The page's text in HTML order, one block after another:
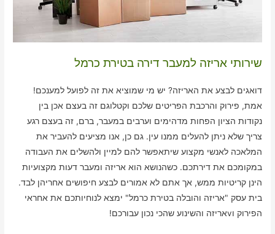
שירותי אריזה למעבר דירה בטירת כרמל
דואגים לבצע את האריזה? יש מי שמוציא את זה לפועל למענכם!
אמת, פירוק והרכבת הפריטים שלכם וקטלוגם זה בעצם אכן בין
נקודות הציון הפחות מדהימים וערבים במעבר, ברם, זה בעצם רגע
צריך שלא ניתן להעלים ממנו עין. גם כן, אנו מציעים להעביר את
המלאכה לאנשי מקצוע שיתאפשר להם למיין ולהשלים את העבודה
במקומכם את דירתכם. כשהנושא הוא אריזה ומעבר דעות מקצועיות
הינן קריטיות ממש, אך אתם לא אמורים לבצע חיפושים אחריהן לבד.
בית עסק "אריזה והובלה בטירת כרמל" ימצא לנוחיותכם את אחראי
הפירוק וvאריזה והשינוע שהכי נכון עבורכם!